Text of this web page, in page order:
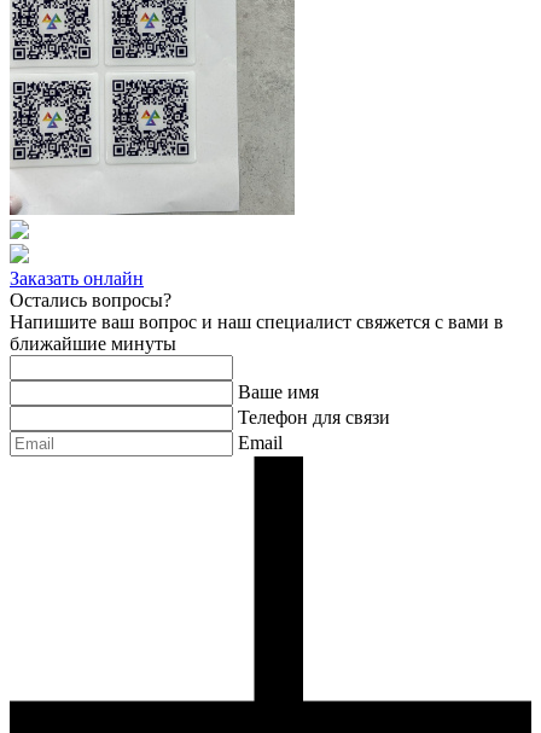
Заказать онлайн
Остались вопросы?
Напишите ваш вопрос и наш специалист свяжется с вами в
ближайшие минуты
Ваше имя
Телефон для связи
Email